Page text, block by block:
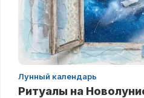
Лунный календарь
Ритуалы на